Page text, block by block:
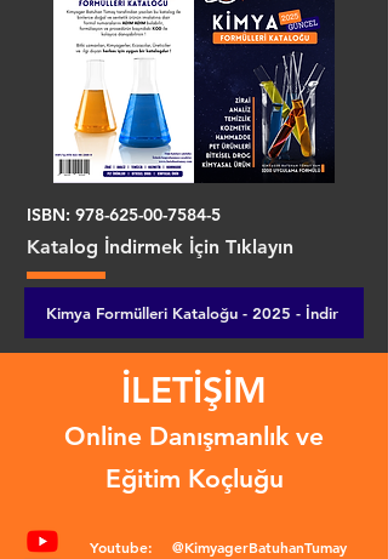
ISBN: 978-625-00-7584-5
Katalog İndirmek İçin Tıklayın
Kimya Formülleri Kataloğu - 2025 - İndir
İLETİŞİM
Online Danışmanlık ve
Eğitim Koçluğu
Youtube: @KimyagerBatuhanTumay